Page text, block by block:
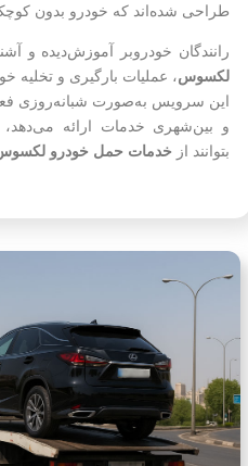
طراحی شده‌اند که خودرو بدون
رانندگان خودروبر آموزش‌دیده و
لکسوس، عملیات بارگیری و تخلیه
این سرویس به‌صورت شبانه‌روزی
و بین‌شهری خدمات ارائه می‌دهد،
بتوانند از خدمات حمل خودرو